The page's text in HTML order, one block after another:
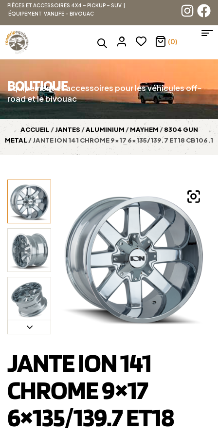
PIÈCES ET ACCESSOIRES 4X4 – PICKUP – SUV |
ÉQUIPEMENT VANLIFE – BIVOUAC
(0)
BOUTIQUE
Équipement et accessoires pour les véhicules off-
road et le bivouac
ACCUEIL /JANTES /ALUMINIUM /MAYHEM /8304 GUN
METAL / JANTE ION 141 CHROME 9×17 6×135/139.7 ET18 CB106.1
JANTE ION 141
CHROME 9×17
6×135/139.7 ET18